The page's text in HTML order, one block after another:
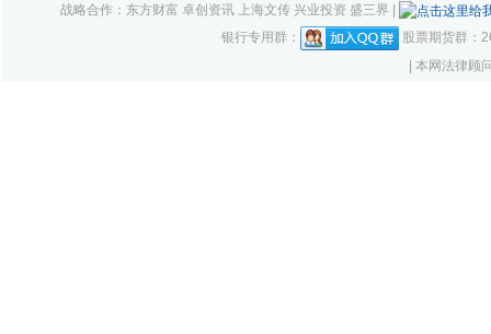
战略合作：东方财富 卓创资讯 上海文传 兴业投资 盛三界 |
银行专用群：
股票期货群：
| 本网法律顾